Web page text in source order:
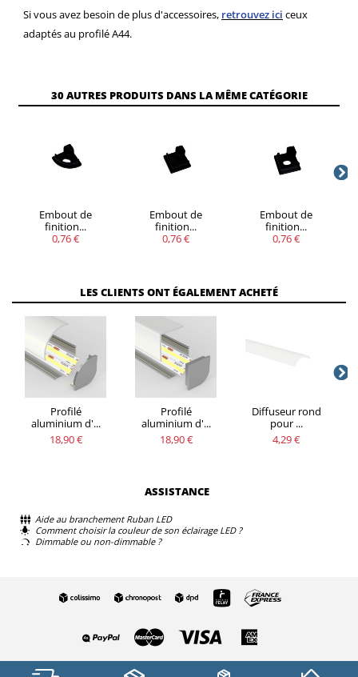
Si vous avez besoin de plus d'accessoires, retrouvez ici ceux
adaptés au profilé A44.
QUANTITÉ REMISE
ÉCONOMISEZ
30 AUTRES PRODUITS DANS LA MÊME CATÉGORIE
Embout de
finition...
0,76 €
Embout de
finition...
0,76 €
Embout de
finition...
0,76 €
LES CLIENTS ONT ÉGALEMENT ACHETÉ
Profilé
aluminium d'...
18,90 €
Profilé
aluminium d'...
18,90 €
Diffuseur rond
pour ...
4,29 €
ASSISTANCE
Aide au branchement Ruban LED
Comment choisir la couleur de son éclairage LED ?
Dimmable ou non-dimmable ?